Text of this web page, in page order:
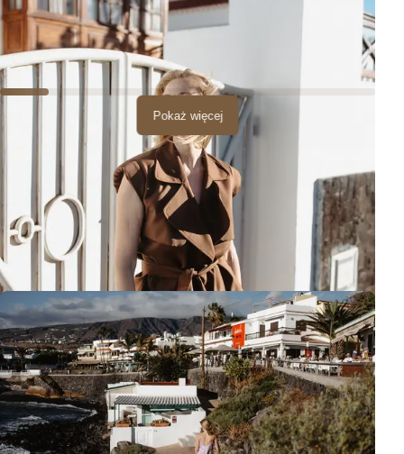
Pokaż więcej
Dlatego mówię, że w tym miejscu każdy znajdzie coś dla siebie.
Potem poszłyśmy promenadą w stronę plaży i zakończyłyśmy
sesję na malutkiej plaży.